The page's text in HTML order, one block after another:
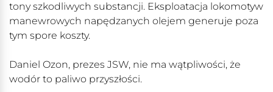
tony szkodliwych substancji. Eksploatacja lokomotyw
manewrowych napędzanych olejem generuje poza
tym spore koszty.
Daniel Ozon, prezes JSW, nie ma wątpliwości, że
wodór to paliwo przyszłości.